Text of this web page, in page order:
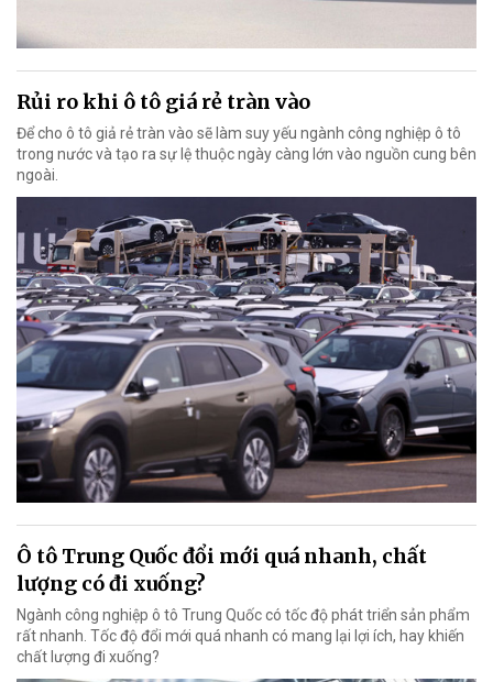
Rủi ro khi ô tô giá rẻ tràn vào
Để cho ô tô giả rẻ tràn vào sẽ làm suy yếu ngành công nghiệp ô tô
trong nước và tạo ra sự lệ thuộc ngày càng lớn vào nguồn cung bên
ngoài.
Ô tô Trung Quốc đổi mới quá nhanh, chất
lượng có đi xuống?
Ngành công nghiệp ô tô Trung Quốc có tốc độ phát triển sản phẩm
rất nhanh. Tốc độ đổi mới quá nhanh có mang lại lợi ích, hay khiến
chất lượng đi xuống?